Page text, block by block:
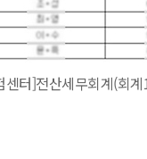
터]전산세무회계(회